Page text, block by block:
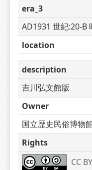
era_3
AD1931 世紀:20-B
location
description
吉川弘文館版
Owner
国立歴史民俗博物
Rights
CC